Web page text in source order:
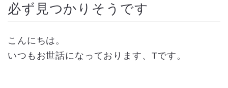
必ず見つかりそうです
こんにちは。
いつもお世話になっております、Tです。